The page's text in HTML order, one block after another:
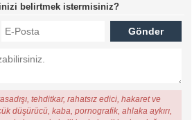
belirtmek istermisiniz?
tehditkar, rahatsız edici, hakaret ve
düşürücü, kaba, pornografik, ahlaka aykırı,